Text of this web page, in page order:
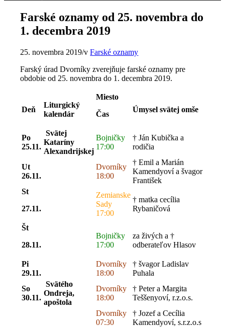
Farské oznamy od 25. novembra do
1. decembra 2019
25. novembra 2019/vFarské oznamy
Farský úrad Dvorníky zverejňuje farské oznamy pre
obdobie od 25. novembra do 1. decembra 2019.
Deň
Liturgický
kalendár
Miesto
Čas
Úmysel svätej omše
Po
25.11.
Svätej
Kataríny
Alexandrijskej
Bojničky
17:00
† Ján Kubička a
rodičia
Ut
26.11.
Dvorníky
18:00
† Emil a Marián
Kamendyoví a švagor
František
St
27.11.
Zemianske
Sady
17:00
† matka cecília
Rybaničová
Št
28.11.
Bojničky
17:00
za živých a †
odberateľov Hlasov
Pi
29.11.
Dvorníky
18:00
† švagor Ladislav
Puhala
So
30.11.
Svätého
Ondreja,
apoštola
Dvorníky
18:00
† Peter a Margita
Teššenyoví, r.z.o.s.
Dvorníky
07:30
† Jozef a Cecília
Kamendyoví, s.r.z.o.s